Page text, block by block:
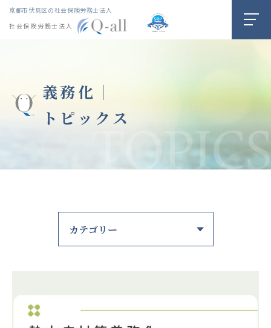
京都市伏見区の社会保険労務士法人
社会保険労務士法人
義務化｜
トピックス